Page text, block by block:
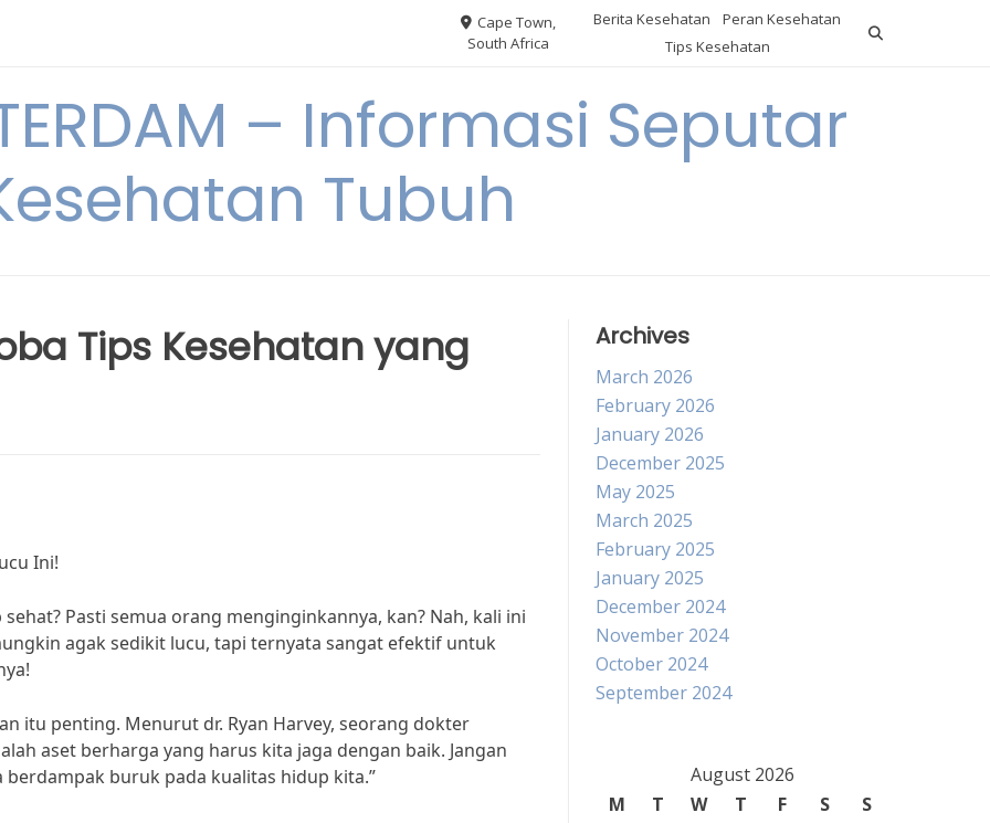
Cape Town,
South Africa
Berita Kesehatan
Peran Kesehatan
Tips Kesehatan
– Informasi Seputar
Tubuh
Tips Kesehatan yang
Ini!
Pasti semua orang menginginkannya, kan? Nah, kali ini
agak sedikit lucu, tapi ternyata sangat efektif untuk
itu penting. Menurut dr. Ryan Harvey, seorang dokter
aset berharga yang harus kita jaga dengan baik. Jangan
buruk pada kualitas hidup kita.”
Archives
March 2026
February 2026
January 2026
December 2025
May 2025
March 2025
February 2025
January 2025
December 2024
November 2024
October 2024
September 2024
August 2026
M
T W T F S
S